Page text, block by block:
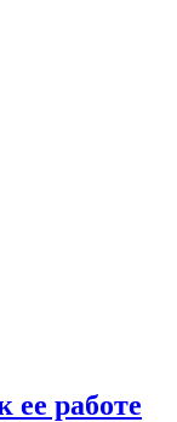
ее работе